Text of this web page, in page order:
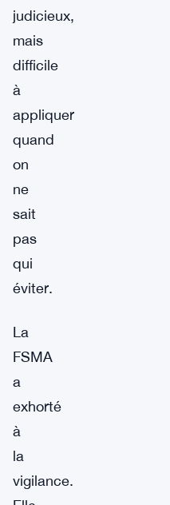
judicieux,
mais
difficile
à
appliquer
quand
on
ne
sait
pas
qui
éviter.
La
FSMA
a
exhorté
à
la
vigilance.